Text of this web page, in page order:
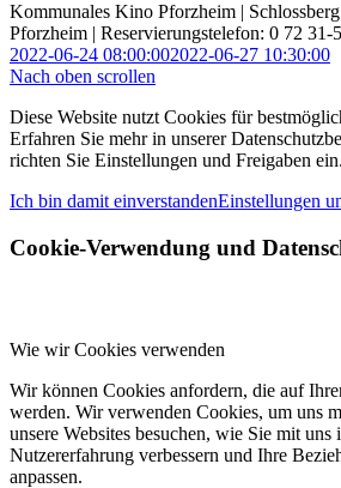
Kommunales Kino Pforzheim |
Pforzheim | Reservierungstelefon: 0 72 31-
2022-06-24 08:00:002022-06-27 10:30:00
Nach oben scrollen
Diese Website nutzt Cookies für
Erfahren Sie mehr in unserer
richten Sie Einstellungen und Freigaben ein.
Ich bin damit einverstandenEinstellungen
Cookie-Verwendung und
Wie wir Cookies verwenden
Wir können Cookies anfordern, die auf
werden. Wir verwenden Cookies, um uns
unsere Websites besuchen, wie Sie mit uns
Nutzererfahrung verbessern und Ihre
anpassen.